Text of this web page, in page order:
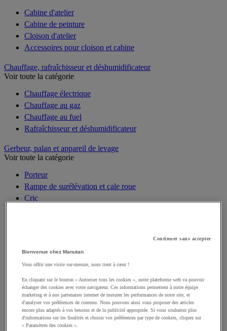
Cabine d'atelier
Cabine de peinture
Cloison d'atelier
Accessoires pour cloison et cabine
Chauffage, rafraîchisseur et déshumidificateur
Voir toute la catégorie
Chauffage électrique
Chauffage au gaz
Chauffage au fuel
Rafraîchisseur et déshumidificateur
Gerbeur, palan et appareil de levage
Voir toute la catégorie
Porteur
Rampe de surélévation et cale roue
Cric
Élévateur de matériaux
Grue et chèvre d'atelier
Lève-palette
Portique d'atelier
Chandelle et béquille de sécurité
Gerbeur
Palonnier
Continuer sans accepter
Bienvenue chez Manutan
Vous offrir une visite sur-mesure, nous tient à cœur !
En cliquant sur le bouton « Autoriser tous les cookies », notre plateforme web va pouvoir
échanger des cookies avec votre navigateur. Ces informations permettent à notre équipe
marketing et à nos partenaires internet de mesurer les performances de notre site, et
d'analyser vos préférences de contenu. Nous pouvons ainsi vous proposer des articles
encore plus adaptés à vos besoins et de la publicité appropriée. Si vous souhaitez plus
d'informations sur les finalités et choisir vos préférences par type de cookies, cliquez sur
« Paramètres des cookies ».